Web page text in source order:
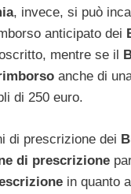
, invece, si può
anticipato dei
mentre se il
anche di
di 250 euro.
di prescrizione dei
di prescrizione
in quanto